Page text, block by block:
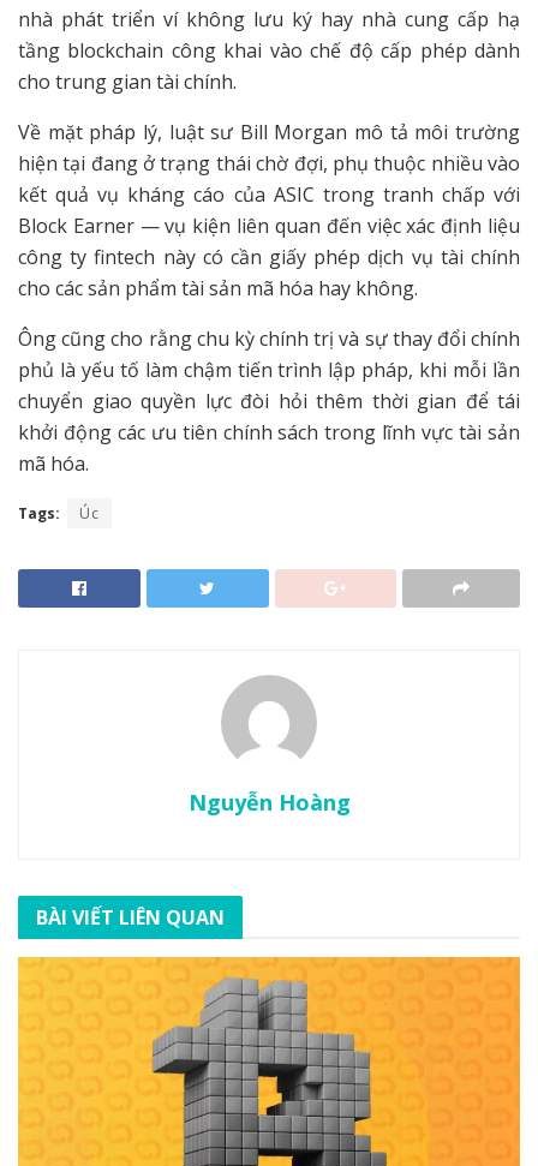
nhà phát triển ví không lưu ký hay nhà cung cấp hạ
tầng blockchain công khai vào chế độ cấp phép dành
cho trung gian tài chính.
Về mặt pháp lý, luật sư Bill Morgan mô tả môi trường
hiện tại đang ở trạng thái chờ đợi, phụ thuộc nhiều vào
kết quả vụ kháng cáo của ASIC trong tranh chấp với
Block Earner — vụ kiện liên quan đến việc xác định liệu
công ty fintech này có cần giấy phép dịch vụ tài chính
cho các sản phẩm tài sản mã hóa hay không.
Ông cũng cho rằng chu kỳ chính trị và sự thay đổi chính
phủ là yếu tố làm chậm tiến trình lập pháp, khi mỗi lần
chuyển giao quyền lực đòi hỏi thêm thời gian để tái
khởi động các ưu tiên chính sách trong lĩnh vực tài sản
mã hóa.
Tags: Úc
Nguyễn Hoàng
BÀI VIẾT LIÊN QUAN